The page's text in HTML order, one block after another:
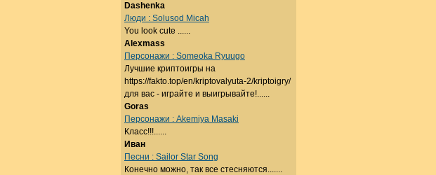
Dashenka
Люди : Solusod Micah
You look cute ......
Alexmass
Персонажи : Someoka Ryuugo
Лучшие криптоигры на
https://fakto.top/en/kriptovalyuta-2/kriptoigry/
для вас - играйте и выигрывайте!......
Goras
Персонажи : Akemiya Masaki
Класс!!!......
Иван
Песни : Sailor Star Song
Конечно можно, так все стесняются.......